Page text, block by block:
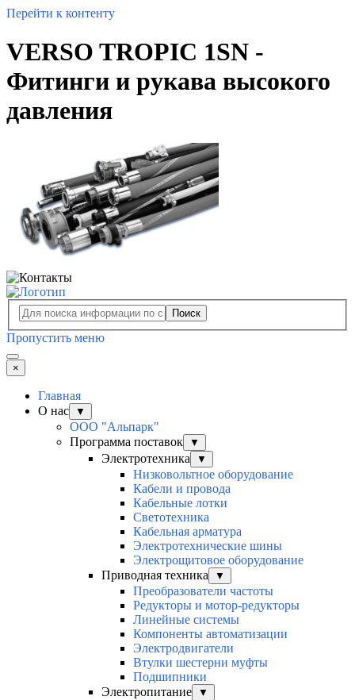
Перейти к контенту
VERSO TROPIC 1SN -
Фитинги и рукава высокого
давления
Поиск
Пропустить меню
×
Главная
О нас
▼
ООО "Альпарк"
Программа поставок
▼
Электротехника ▼
Низковольтное оборудование
Кабели и провода
Кабельные лотки
Светотехника
Кабельная арматура
Электротехнические шины
Электрощитовое оборудование
Приводная техника
▼
Преобразователи частоты
Редукторы и мотор-редукторы
Линейные системы
Компоненты автоматизации
Электродвигатели
Втулки шестерни муфты
Подшипники
Электропитание
▼